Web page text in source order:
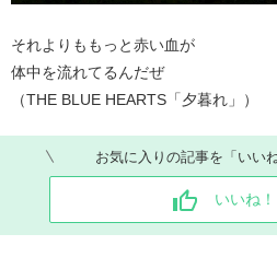
それよりももっと赤い血が
体中を流れてるんだぜ
（THE BLUE HEARTS「夕暮れ」）
お気に入りの記事を「いい
いいね！